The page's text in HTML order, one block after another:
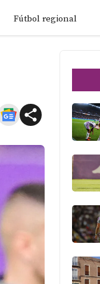
Fútbol regional